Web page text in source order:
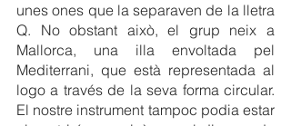
unes ones que la separaven de la lletra
Q. No obstant això, el grup neix a
Mallorca, una illa envoltada pel
Mediterrani, que està representada al
logo a través de la seva forma circular.
El nostre instrument tampoc podia estar